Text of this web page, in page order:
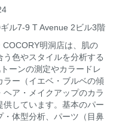
ル7-9 T Avenue 2ビル3階
明洞店は、肌の
色やスタイルを分析する
ーンの測定やカラードレ
ー（イエベ・ブルベの傾
ア・メイクアップのカラ
しています。基本のパー
・体型分析、パーツ（目鼻